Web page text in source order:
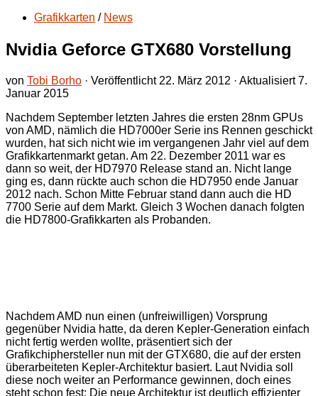
Grafikkarten / News
Nvidia Geforce GTX680 Vorstellung
von Tobi Borho · Veröffentlicht 22. März 2012 · Aktualisiert7.
Januar 2015
Nachdem September letzten Jahres die ersten 28nm GPUs
von AMD, nämlich die HD7000er Serie ins Rennen geschickt
wurden, hat sich nicht wie im vergangenen Jahr viel auf dem
Grafikkartenmarkt getan. Am 22. Dezember 2011 war es
dann so weit, der HD7970 Release stand an. Nicht lange
ging es, dann rückte auch schon die HD7950 ende Januar
2012 nach. Schon Mitte Februar stand dann auch die HD
7700 Serie auf dem Markt. Gleich 3 Wochen danach folgten
die HD7800-Grafikkarten als Probanden.
Nachdem AMD nun einen (unfreiwilligen) Vorsprung
gegenüber Nvidia hatte, da deren Kepler-Generation einfach
nicht fertig werden wollte, präsentiert sich der
Grafikchiphersteller nun mit der GTX680, die auf der ersten
überarbeiteten Kepler-Architektur basiert. Laut Nvidia soll
diese noch weiter an Performance gewinnen, doch eines
steht schon fest: Die neue Architektur ist deutlich effizienter